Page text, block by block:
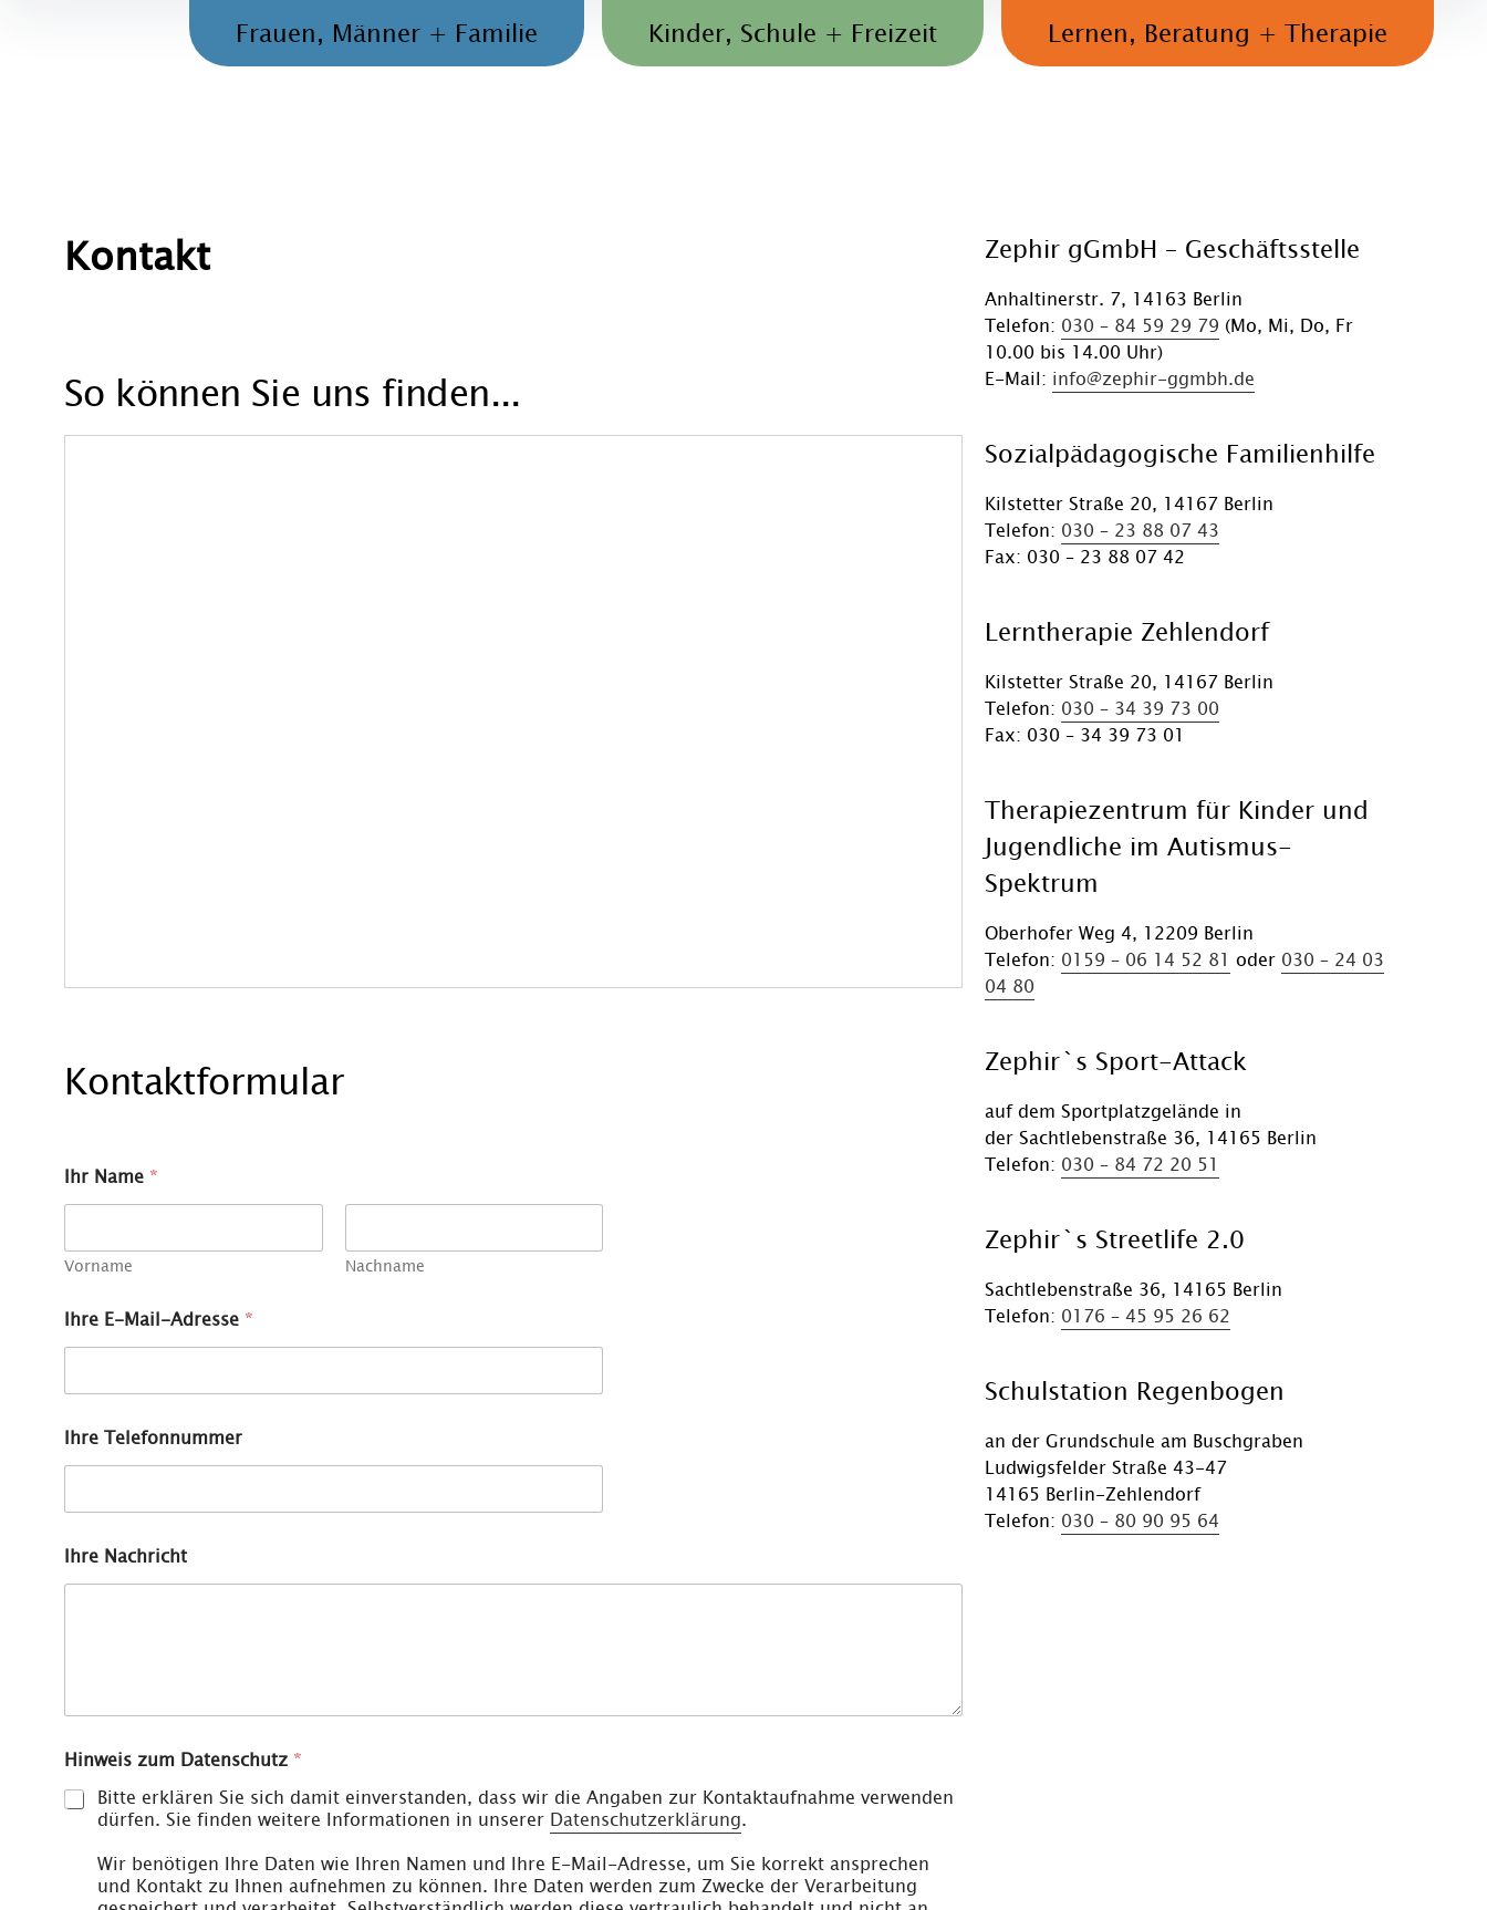
Frauen, Männer + Familie Kinder, Schule + Freizeit Lernen, Beratung + Therapie
Kontakt
So können Sie uns finden...
Kontaktformular
Ihr Name *
Vorname Nachname
Ihre E-Mail-Adresse *
Ihre Telefonnummer
Ihre Nachricht
Hinweis zum Datenschutz *
Bitte erklären Sie sich damit einverstanden, dass wir die Angaben zur Kontaktaufnahme verwenden
dürfen. Sie finden weitere Informationen in unserer Datenschutzerklärung.
Wir benötigen Ihre Daten wie Ihren Namen und Ihre E-Mail-Adresse, um Sie korrekt ansprechen
und Kontakt zu Ihnen aufnehmen zu können. Ihre Daten werden zum Zwecke der Verarbeitung
Zephir gGmbH – Geschäftsstelle
Anhaltinerstr. 7, 14163 Berlin
Telefon: 030 – 84 59 29 79 (Mo, Mi, Do, Fr
10.00 bis 14.00 Uhr)
E-Mail: info@zephir-ggmbh.de
Sozialpädagogische Familienhilfe
Kilstetter Straße 20, 14167 Berlin
Telefon: 030 – 23 88 07 43
Fax: 030 – 23 88 07 42
Lerntherapie Zehlendorf
Kilstetter Straße 20, 14167 Berlin
Telefon: 030 – 34 39 73 00
Fax: 030 – 34 39 73 01
Therapiezentrum für Kinder und
Jugendliche im Autismus-
Spektrum
Oberhofer Weg 4, 12209 Berlin
Telefon: 0159 – 06 14 52 81 oder 030 – 24 03
04 80
Zephir`s Sport-Attack
auf dem Sportplatzgelände in
der Sachtlebenstraße 36, 14165 Berlin
Telefon: 030 – 84 72 20 51
Zephir`s Streetlife 2.0
Sachtlebenstraße 36, 14165 Berlin
Telefon: 0176 – 45 95 26 62
Schulstation Regenbogen
an der Grundschule am Buschgraben
Ludwigsfelder Straße 43-47
14165 Berlin-Zehlendorf
Telefon: 030 – 80 90 95 64